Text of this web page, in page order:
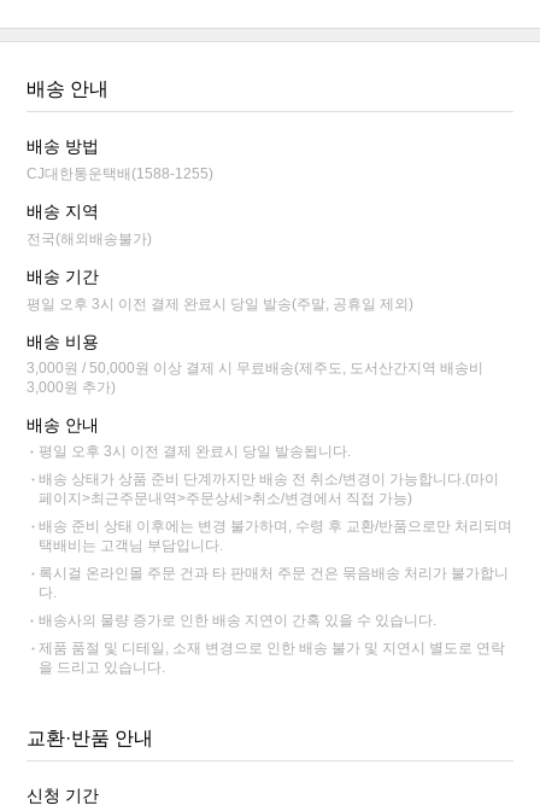
배송 안내
배송 방법
CJ대한통운택배(1588-1255)
배송 지역
전국(해외배송불가)
배송 기간
평일 오후 3시 이전 결제 완료시 당일 발송(주말, 공휴일 제외)
배송 비용
3,000원 / 50,000원 이상 결제 시 무료배송(제주도, 도서산간지역 배송비
3,000원 추가)
배송 안내
평일 오후 3시 이전 결제 완료시 당일 발송됩니다.
배송 상태가 상품 준비 단계까지만 배송 전 취소/변경이 가능합니다.(마이
페이지>최근주문내역>주문상세>취소/변경에서 직접 가능)
배송 준비 상태 이후에는 변경 불가하며, 수령 후 교환/반품으로만 처리되며
택배비는 고객님 부담입니다.
록시걸 온라인몰 주문 건과 타 판매처 주문 건은 묶음배송 처리가 불가합니
다.
배송사의 물량 증가로 인한 배송 지연이 간혹 있을 수 있습니다.
제품 품절 및 디테일, 소재 변경으로 인한 배송 불가 및 지연시 별도로 연락
을 드리고 있습니다.
교환·반품 안내
신청 기간